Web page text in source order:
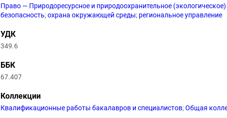
Право — Природоресурсное и природоохранительное
безопасность;охрана окружающей среды; региональное управление
УДК
349.6
ББК
67.407
Коллекции
Квалификационные работы бакалавров и специалистов;Общая